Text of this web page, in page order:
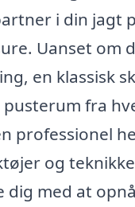
i din jagt
Uanset om
en klassisk
fra
professionel
og
med at